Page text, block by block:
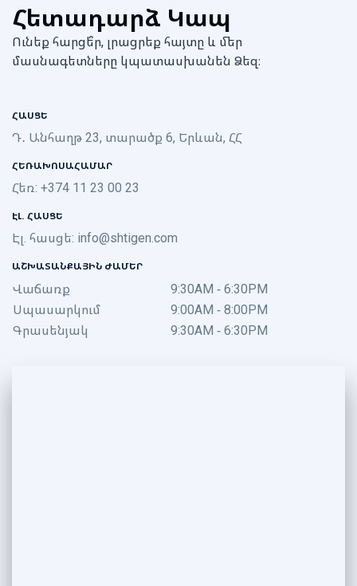
Հետադարձ Կապ
Ունեք հարցե՞ր, լրացրեք հայտը և մեր
մասնագետները կպատասխանեն Ձեզ։
ՀԱՍՑԵ
Դ․ Անհաղթ 23, տարածք 6, Երևան, ՀՀ
ՀԵՌԱԽՈՍԱՀԱՄԱՐ
Հեռ: +374 11 23 00 23
ԷԼ. ՀԱՍՑԵ
Էլ. հասցե: info@shtigen.com
ԱՇԽԱՏԱՆՔԱՅԻՆ ԺԱՄԵՐ
Վաճառք
9:30AM - 6:30PM
Սպասարկում
9:00AM - 8:00PM
Գրասենյակ
9:30AM - 6:30PM